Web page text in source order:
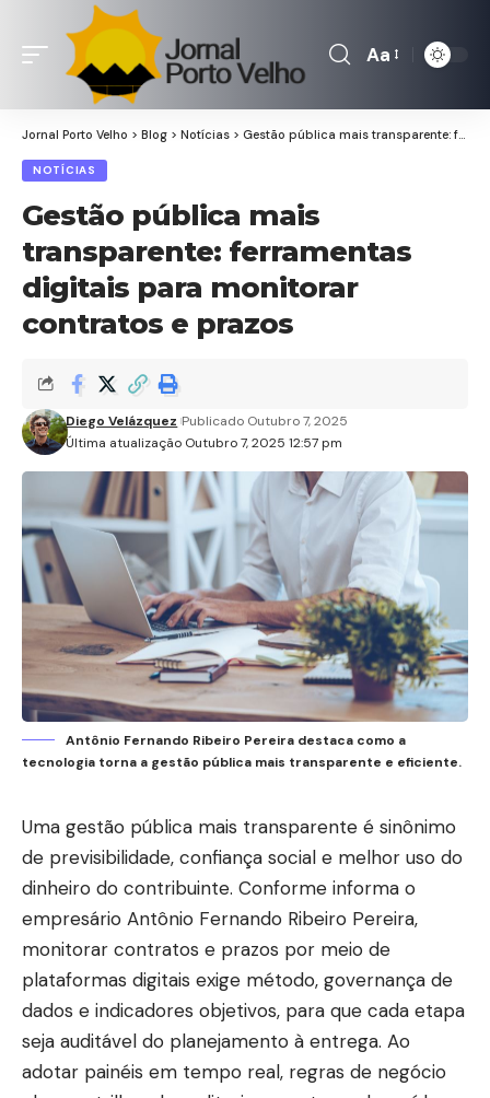
Font
Aa
Jornal Porto Velho > Blog > Notícias > Gestão pública mais transparente: ferramentas digitais para monitorar contratos e prazos
NOTÍCIAS
Gestão pública mais
transparente: ferramentas
digitais para monitorar
contratos e prazos
Última atualização Outubro 7, 2025 12:57 pm
Diego Velázquez Publicado Outubro 7, 2025
Antônio Fernando Ribeiro Pereira destaca como a
tecnologia torna a gestão pública mais transparente e eficiente.
Uma gestão pública mais transparente é sinônimo
de previsibilidade, confiança social e melhor uso do
dinheiro do contribuinte. Conforme informa o
empresário Antônio Fernando Ribeiro Pereira,
monitorar contratos e prazos por meio de
plataformas digitais exige método, governança de
dados e indicadores objetivos, para que cada etapa
seja auditável do planejamento à entrega. Ao
adotar painéis em tempo real, regras de negócio